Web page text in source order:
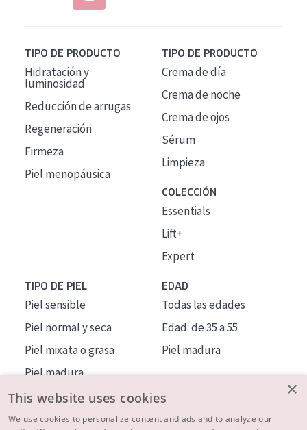
TIPO DE PRODUCTO
Hidratación y
luminosidad
Reducción de arrugas
Regeneración
Firmeza
Piel menopáusica
TIPO DE PRODUCTO
Crema de día
Crema de noche
Crema de ojos
Sérum
Limpieza
COLECCIÓN
Essentials
Lift+
Expert
TIPO DE PIEL
Piel sensible
Piel normal y seca
Piel mixata o grasa
Piel madura
Piel expuesta al sol
Piel menopáusica
EDAD
Todas las edades
Edad: de 35 a 55
Piel madura
×
This website uses cookies
We use cookies to personalize content and ads and to analyze our